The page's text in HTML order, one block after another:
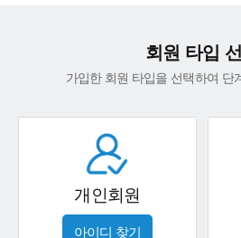
회원 타입
가입한 회원 타입을 선택하여 단
개인회원
아이디 찾기